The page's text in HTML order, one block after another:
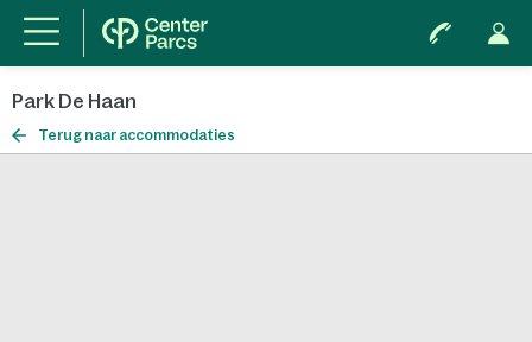
Park De Haan
Terug naar accommodaties